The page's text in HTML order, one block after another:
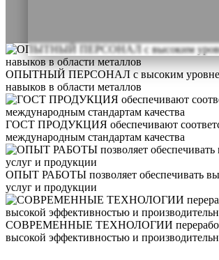
ОПЫТНЫЙ ПЕРСОНАЛ с высоким
навыков в области металлов
ГОСТ ПРОДУКЦИЯ обеспечивают
международным стандартам качества
ОПЫТ РАБОТЫ позволяет обеспечивать
услуг и продукции
СОВРЕМЕННЫЕ ТЕХНОЛОГИИ
высокой эффективностью и